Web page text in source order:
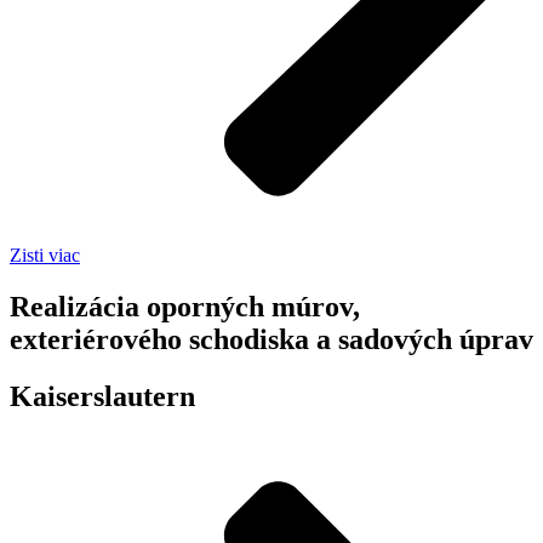
Zisti viac
Realizácia oporných múrov,
exteriérového schodiska a sadových úprav
Kaiserslautern